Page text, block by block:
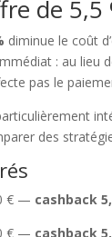
de
diminue le coût
: au lieu
pas le
des
€ — cashback
€ — cashback